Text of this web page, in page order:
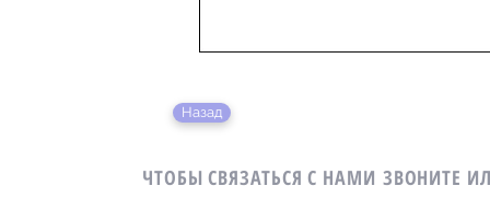
Назад
ЧТОБЫ СВЯЗАТЬСЯ С НАМИ ЗВОНИТЕ